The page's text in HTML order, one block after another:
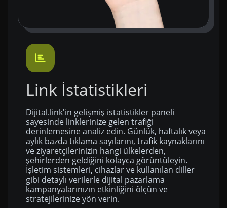
Link İstatistikleri
Dijital.link'in gelişmiş istatistikler paneli
sayesinde linklerinize gelen trafiği
derinlemesine analiz edin. Günlük, haftalık veya
aylık bazda tıklama sayılarını, trafik kaynaklarını
ve ziyaretçilerinizin hangi ülkelerden,
şehirlerden geldiğini kolayca görüntüleyin.
İşletim sistemleri, cihazlar ve kullanılan diller
gibi detaylı verilerle dijital pazarlama
kampanyalarınızın etkinliğini ölçün ve
stratejilerinize yön verin.